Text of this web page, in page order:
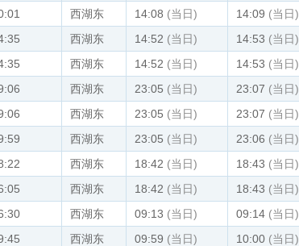
西湖东 14:08 (当日) 14:09 (当日)
西湖东 14:52 (当日) 14:53 (当日)
西湖东 14:52 (当日) 14:53 (当日)
西湖东 23:05 (当日) 23:07 (当日)
西湖东 23:05 (当日) 23:07 (当日)
西湖东 23:05 (当日) 23:06 (当日)
西湖东 18:42 (当日) 18:43 (当日)
西湖东 18:42 (当日) 18:43 (当日)
西湖东 09:13 (当日) 09:14 (当日)
西湖东 09:59 (当日) 10:00 (当日)